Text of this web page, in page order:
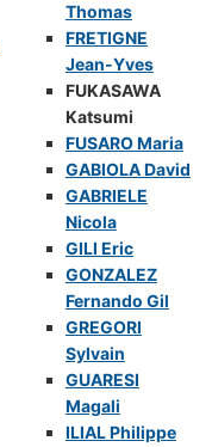
Thomas
FRETIGNE
Jean-Yves
FUKASAWA
Katsumi
FUSARO Maria
GABIOLA David
GABRIELE
Nicola
GILI Eric
GONZALEZ
Fernando Gil
GREGORI
Sylvain
GUARESI
Magali
ILIAL Philippe